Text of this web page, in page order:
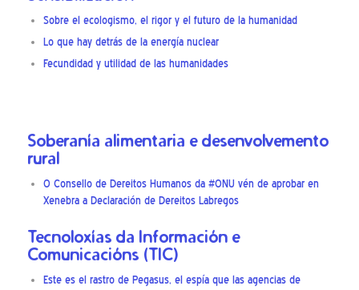
Sobre el ecologismo, el rigor y el futuro de la humanidad
Lo que hay detrás de la energía nuclear
Fecundidad y utilidad de las humanidades
Soberanía alimentaria e desenvolvemento
rural
O Consello de Dereitos Humanos da #ONU vén de aprobar en
Xenebra a Declaración de Dereitos Labregos
Tecnoloxías da Información e
Comunicacións (TIC)
Este es el rastro de Pegasus, el espía que las agencias de